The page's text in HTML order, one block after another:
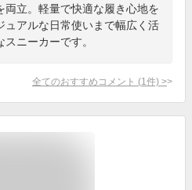
両立。軽量で快適な履き心地を
ュアルな日常使いまで幅広く活
ニーカーです。
全てのおすすめコメント (1 件) >